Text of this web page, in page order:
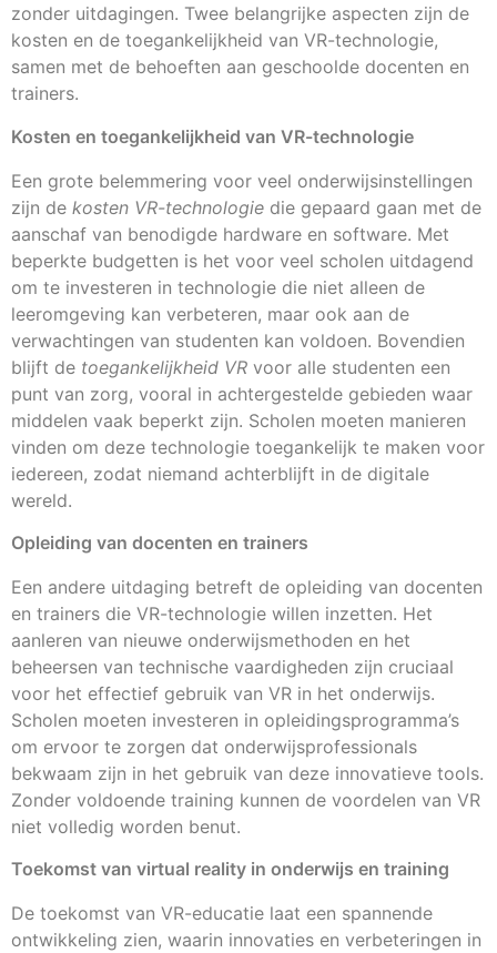
zonder uitdagingen. Twee belangrijke aspecten zijn de
kosten en de toegankelijkheid van VR-technologie,
samen met de behoeften aan geschoolde docenten en
trainers.
Kosten en toegankelijkheid van VR-technologie
Een grote belemmering voor veel onderwijsinstellingen
zijn de kosten VR-technologie die gepaard gaan met de
aanschaf van benodigde hardware en software. Met
beperkte budgetten is het voor veel scholen uitdagend
om te investeren in technologie die niet alleen de
leeromgeving kan verbeteren, maar ook aan de
verwachtingen van studenten kan voldoen. Bovendien
blijft de toegankelijkheid VR voor alle studenten een
punt van zorg, vooral in achtergestelde gebieden waar
middelen vaak beperkt zijn. Scholen moeten manieren
vinden om deze technologie toegankelijk te maken voor
iedereen, zodat niemand achterblijft in de digitale
wereld.
Opleiding van docenten en trainers
Een andere uitdaging betreft de opleiding van docenten
en trainers die VR-technologie willen inzetten. Het
aanleren van nieuwe onderwijsmethoden en het
beheersen van technische vaardigheden zijn cruciaal
voor het effectief gebruik van VR in het onderwijs.
Scholen moeten investeren in opleidingsprogramma’s
om ervoor te zorgen dat onderwijsprofessionals
bekwaam zijn in het gebruik van deze innovatieve tools.
Zonder voldoende training kunnen de voordelen van VR
niet volledig worden benut.
Toekomst van virtual reality in onderwijs en training
De toekomst van VR-educatie laat een spannende
ontwikkeling zien, waarin innovaties en verbeteringen in